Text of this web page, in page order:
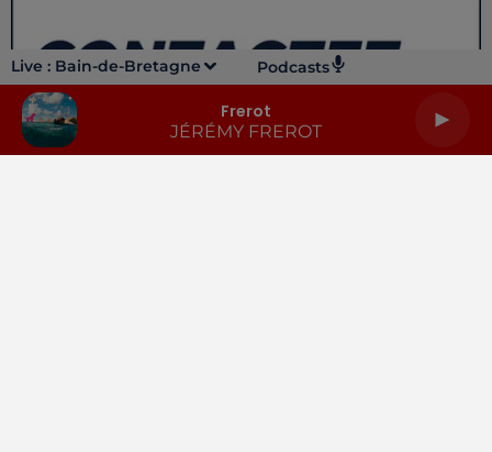
Live : Bain-de-Bretagne Podcasts
Frerot
JÉRÉMY FREROT